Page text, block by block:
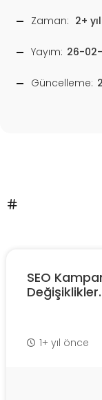
Zaman: 2+
Yayım: 26-
Güncelleme:
SEO
1+ yıl önce